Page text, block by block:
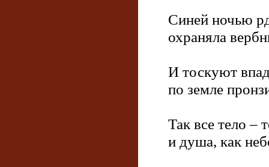
Синей ночью
охраняла
И тоскуют
по земле
Так все тело ‒
и душа, как